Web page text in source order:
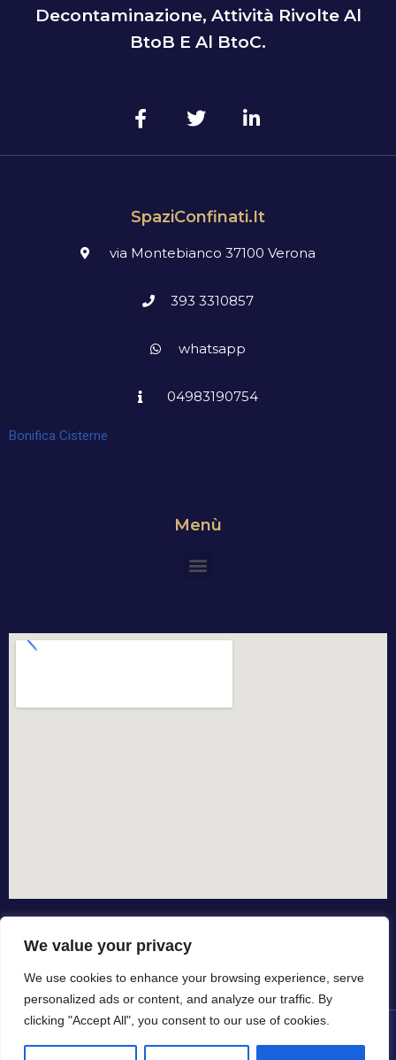
We value your privacy
We use cookies to enhance your browsing experience, serve
personalized ads or content, and analyze our traffic. By
clicking "Accept All", you consent to our use of cookies.
Decontaminazione, Attività Rivolte Al
BtoB E Al BtoC.
SpaziConfinati.it
via Montebianco 37100 Verona
393 3310857
whatsapp
04983190754
Bonifica Cisterne
Menù
© All rights reserved dal 2015